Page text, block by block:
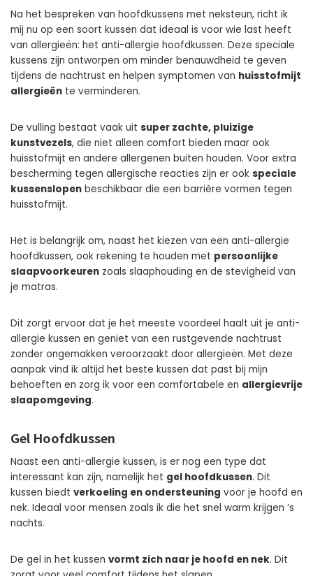
Na het bespreken van hoofdkussens met neksteun, richt ik
mij nu op een soort kussen dat ideaal is voor wie last heeft
van allergieën: het anti-allergie hoofdkussen. Deze speciale
kussens zijn ontworpen om minder benauwdheid te geven
tijdens de nachtrust en helpen symptomen van huisstofmijt
allergieën te verminderen.
De vulling bestaat vaak uit super zachte, pluizige
kunstvezels, die niet alleen comfort bieden maar ook
huisstofmijt en andere allergenen buiten houden. Voor extra
bescherming tegen allergische reacties zijn er ook speciale
kussenslopen beschikbaar die een barrière vormen tegen
huisstofmijt.
Het is belangrijk om, naast het kiezen van een anti-allergie
hoofdkussen, ook rekening te houden met persoonlijke
slaapvoorkeuren zoals slaaphouding en de stevigheid van
je matras.
Dit zorgt ervoor dat je het meeste voordeel haalt uit je anti-
allergie kussen en geniet van een rustgevende nachtrust
zonder ongemakken veroorzaakt door allergieën. Met deze
aanpak vind ik altijd het beste kussen dat past bij mijn
behoeften en zorg ik voor een comfortabele en allergievrije
slaapomgeving.
Gel Hoofdkussen
Naast een anti-allergie kussen, is er nog een type dat
interessant kan zijn, namelijk het gel hoofdkussen. Dit
kussen biedt verkoeling en ondersteuning voor je hoofd en
nek. Ideaal voor mensen zoals ik die het snel warm krijgen ’s
nachts.
De gel in het kussen vormt zich naar je hoofd en nek. Dit